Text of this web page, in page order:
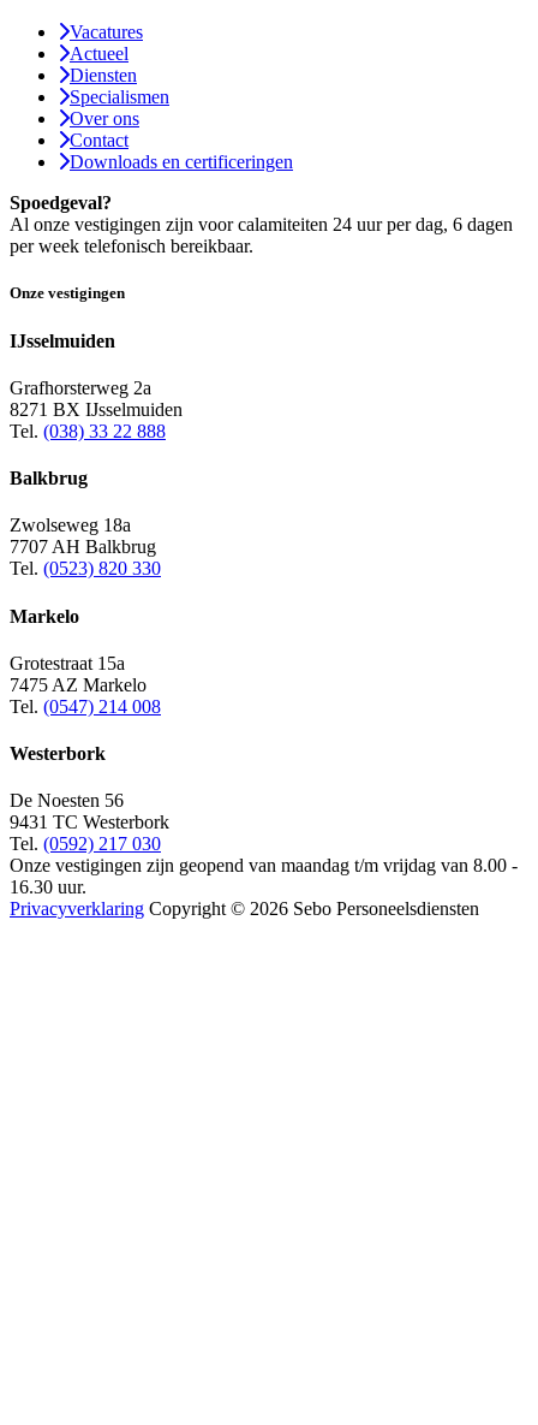
Vacatures
Actueel
Diensten
Specialismen
Over ons
Contact
Downloads en certificeringen
Spoedgeval?
Al onze vestigingen zijn voor calamiteiten 24 uur per dag, 6 dagen
per week telefonisch bereikbaar.
Onze vestigingen
IJsselmuiden
Grafhorsterweg 2a
8271 BX IJsselmuiden
Tel. (038) 33 22 888
Balkbrug
Zwolseweg 18a
7707 AH Balkbrug
Tel. (0523) 820 330
Markelo
Grotestraat 15a
7475 AZ Markelo
Tel. (0547) 214 008
Westerbork
De Noesten 56
9431 TC Westerbork
Tel. (0592) 217 030
Onze vestigingen zijn geopend van maandag t/m vrijdag van 8.00 -
16.30 uur.
Privacyverklaring Copyright © 2026 Sebo Personeelsdiensten